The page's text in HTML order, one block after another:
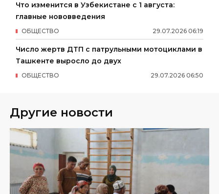
Что изменится в Узбекистане с 1 августа:
главные нововведения
29.07.2026 06:19
ОБЩЕСТВО
Число жертв ДТП с патрульными мотоциклами в
Ташкенте выросло до двух
29.07.2026 06:50
ОБЩЕСТВО
Другие новости